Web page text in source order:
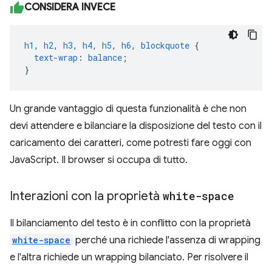
CONSIDERA INVECE
h1 , h2, h3, h4, h5, h6, blockquote {
text-wrap : balance ;
}
Un grande vantaggio di questa funzionalità è che non
devi attendere e bilanciare la disposizione del testo con il
caricamento dei caratteri, come potresti fare oggi con
JavaScript. Il browser si occupa di tutto.
Interazioni con la proprietà white-space
Il bilanciamento del testo è in conflitto con la proprietà
white-space perché una richiede l'assenza di wrapping
e l'altra richiede un wrapping bilanciato. Per risolvere il